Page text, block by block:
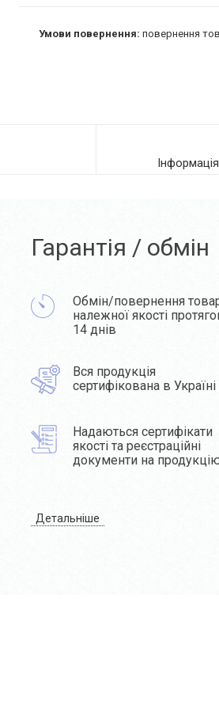
повернення
Гарантія / обмін
Обмін/повернення
належної якості
14 днів
Вся продукція
сертифікована в Україні
Надаються сертифікати
якості та реєстраційні
документи на
Детальніше